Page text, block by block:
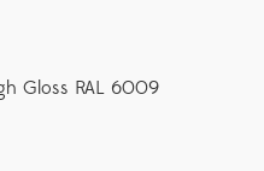
Gloss RAL 6009